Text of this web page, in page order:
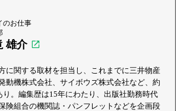
のお仕事
雄介
に関する取材を担当し、これまでに三井物産
動機株式会社、サイボウズ株式会社など、約
り。編集歴は15年にわたり、出版社勤務時代
険組合の機関誌・パンフレットなどを企画段